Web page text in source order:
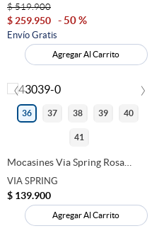
$ 519.900
$ 259.950 50 %
Envío Gratis
Agregar Al Carrito
‹ ›
36 37 38 39 40
41
Mocasines Via Spring Rosa
VIA SPRING
$ 139.900
Agregar Al Carrito